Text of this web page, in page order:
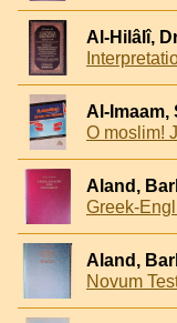
Al-Hilâlî,
Aland,
Greek-
Aland,